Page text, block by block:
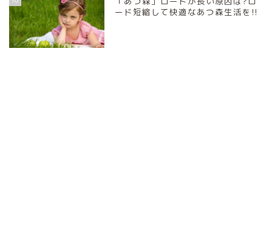
ード短縮して快適なあつ森生活を!!